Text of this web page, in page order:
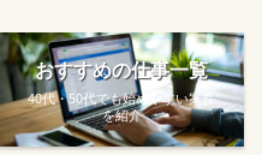
スキルアップする
も使え...
【完全ガ
おすすめの仕事一覧
40代・50代でも始めやすい案件
を紹介